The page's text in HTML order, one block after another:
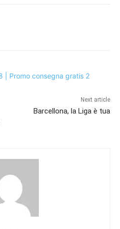
Next article
Barcellona, la Liga è tua